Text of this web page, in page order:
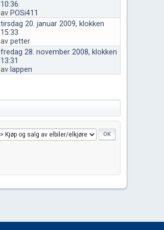
10:36
av POSi411
tirsdag 20. januar 2009, klokken
15:33
av petter
fredag 28. november 2008, klokken
13:31
av lappen